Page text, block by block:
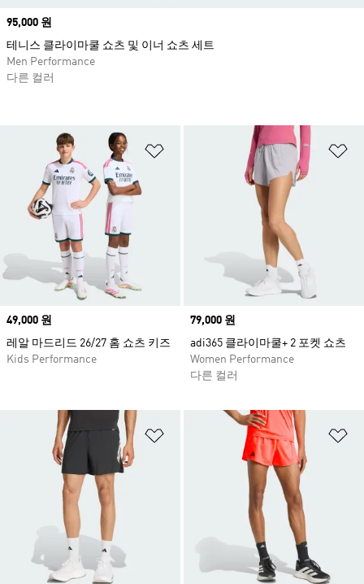
위시리스트 담기
Price
49,000 원
레알 마드리드 26/27 홈 쇼츠 키즈
Kids Performance
Price
79,000 원
adi365 클라이마쿨+ 2 포켓 쇼츠
Women Performance
다른 컬러
위시리스트 담기
Price
95,000 원
테니스 클라이마쿨 쇼츠 및 이너 쇼츠 세트
Men Performance
다른 컬러